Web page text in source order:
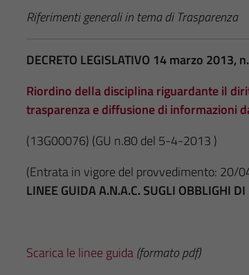
Riferimenti generali in tema di Trasparenza
DECRETO LEGISLATIVO 14 marzo 2013,
Riordino della disciplina riguardante il
trasparenza e diffusione di informazioni
(13G00076) (GU n.80 del 5-4-2013 )
(Entrata in vigore del provvedimento: 20/
LINEE GUIDA A.N.A.C. SUGLI OBBLIGHI
Scarica le linee guida(formato pdf)